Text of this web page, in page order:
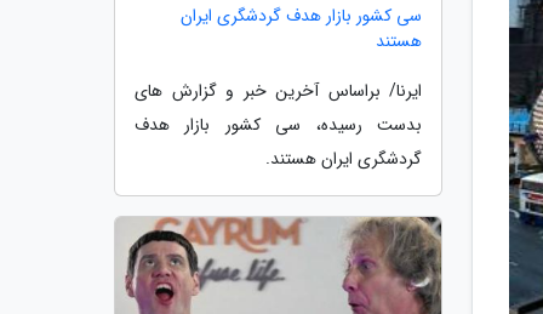
سی کشور بازار هدف گردشگری ایران
هستند
ایرنا/ براساس آخرین خبر و گزارش های
بدست رسیده، سی کشور بازار هدف
گردشگری ایران هستند.